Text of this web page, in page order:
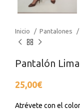
Inicio Pantalones
Pantalón Lima
25,00€
Atrévete con el